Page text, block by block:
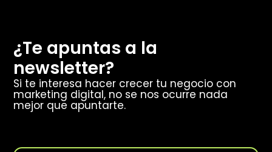
¿Te apuntas a la
newsletter?
Si te interesa hacer crecer tu negocio con
marketing digital, no se nos ocurre nada
mejor que apuntarte.